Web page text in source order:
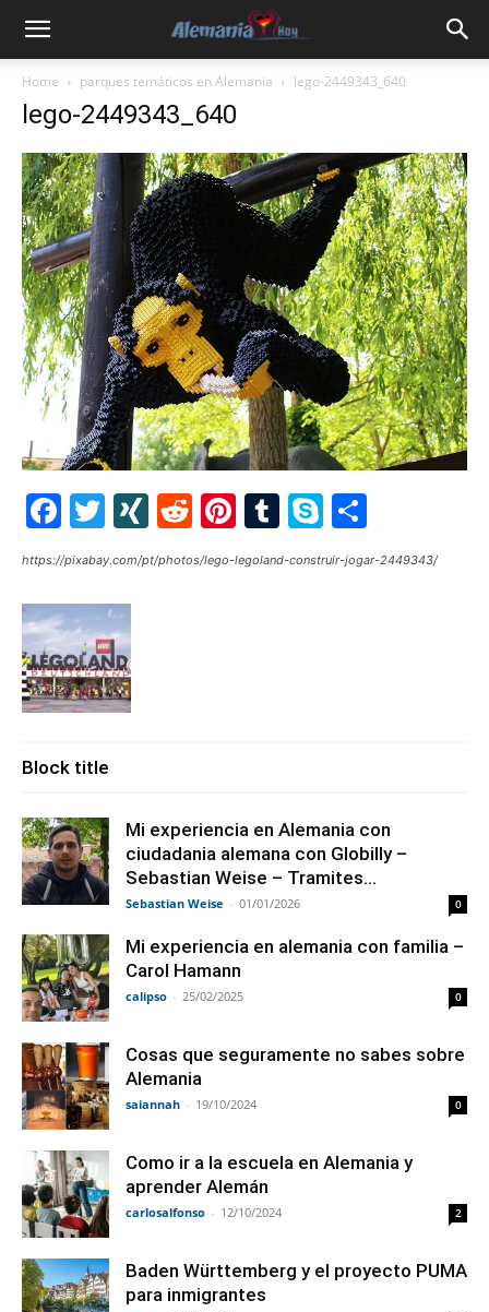
Home parques temáticos en Alemania lego-2449343_640
lego-2449343_640
Facebook
Twitter
XINGReddit
Pinterest
Tumblr
Skype
https://pixabay.com/pt/photos/lego-legoland-construir-jogar-2449343/
Block title
Mi experiencia en Alemania con
ciudadania alemana con Globilly –
Sebastian Weise – Tramites...
Sebastian Weise - 01/01/2026 0
Mi experiencia en alemania con familia –
Carol Hamann
calipso - 25/02/2025 0
Cosas que seguramente no sabes sobre
Alemania
saiannah - 19/10/2024 0
Como ir a la escuela en Alemania y
aprender Alemán
carlosalfonso - 12/10/2024 2
Baden Württemberg y el proyecto PUMA
para inmigrantes